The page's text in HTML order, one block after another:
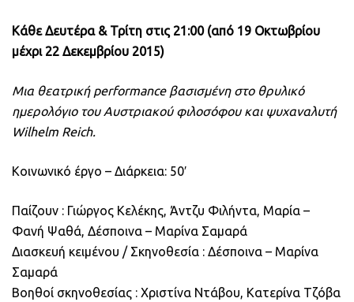
Κάθε Δευτέρα & Τρίτη στις 21:00 (από 19 Οκτωβρίου
μέχρι 22 Δεκεμβρίου 2015)
Μια θεατρική performance βασισμένη στο θρυλικό
ημερολόγιο του Αυστριακού φιλοσόφου και ψυχαναλυτή
Wilhelm Reich.
Κοινωνικό έργο – Διάρκεια: 50′
Παίζουν : Γιώργος Κελέκης, Άντζυ Φιλήντα, Μαρία –
Φανή Ψαθά, Δέσποινα – Μαρίνα Σαμαρά
Διασκευή κειμένου / Σκηνοθεσία : Δέσποινα – Μαρίνα
Σαμαρά
Βοηθοί σκηνοθεσίας : Χριστίνα Ντάβου, Κατερίνα Τζόβα